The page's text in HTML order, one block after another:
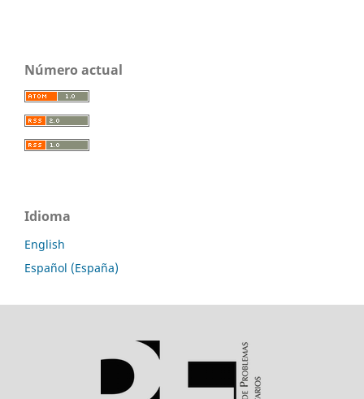
Número actual
Idioma
English
Español (España)